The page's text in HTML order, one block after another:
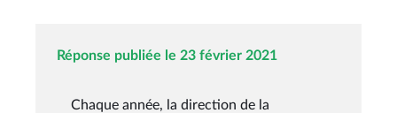
Réponse publiée le 23 février 2021
Chaque année, la direction de la